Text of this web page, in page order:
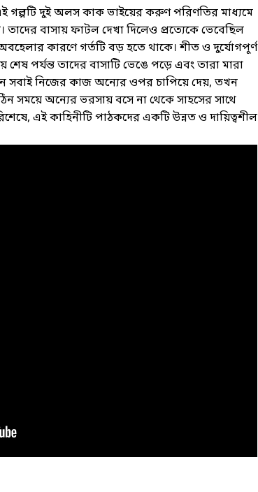
গল্পটি দুই অলস কাক ভাইয়ের করুণ পরিণতির মাধ্যমে
তাদের বাসায় ফাটল দেখা দিলেও প্রত্যেকে ভেবেছিল
কারণে গর্তটি বড় হতে থাকে। শীত ও দুর্যোগপূর্ণ
পর্যন্ত তাদের বাসাটি ভেঙে পড়ে এবং তারা মারা
সবাই নিজের কাজ অন্যের ওপর চাপিয়ে দেয়, তখন
সময়ে অন্যের ভরসায় বসে না থেকে সাহসের সাথে
এই কাহিনীটি পাঠকদের একটি উন্নত ও দায়িত্বশীল